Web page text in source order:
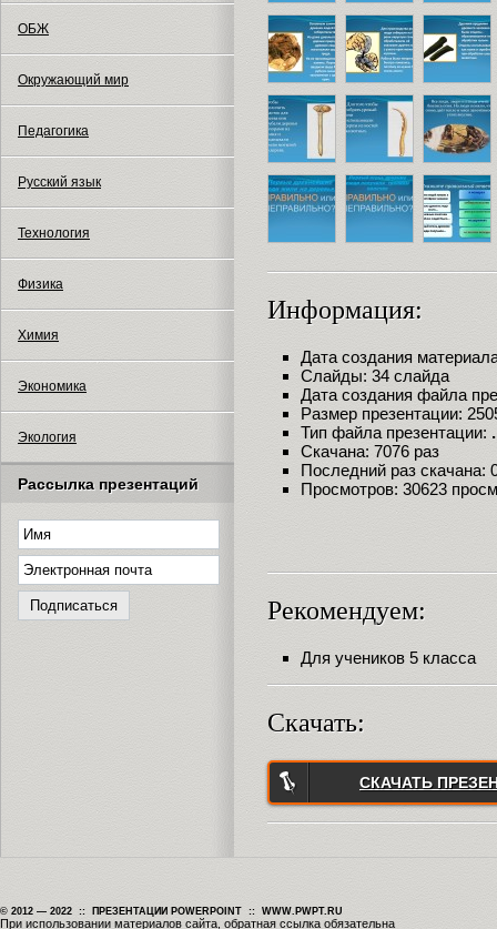
ОБЖ
Окружающий мир
Педагогика
Русский язык
Технология
Физика
Химия
Экономика
Экология
Рассылка презентаций
Информация:
Дата создания
Слайды: 34 слайда
Дата создания файла
Размер презентации:
Тип файла презентации:
Скачана: 7076 раз
Последний раз скачана:
Просмотров: 30623
Рекомендуем:
Для учеников 5 класса
Скачать:
СКАЧАТЬ
© 2012 — 2022 :: ПРЕЗЕНТАЦИИ POWERPOINT :: WWW.PWPT.RU
При использовании материалов сайта, обратная ссылка обязательна